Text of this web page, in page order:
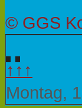
© GGS
↑↑↑
Montag,